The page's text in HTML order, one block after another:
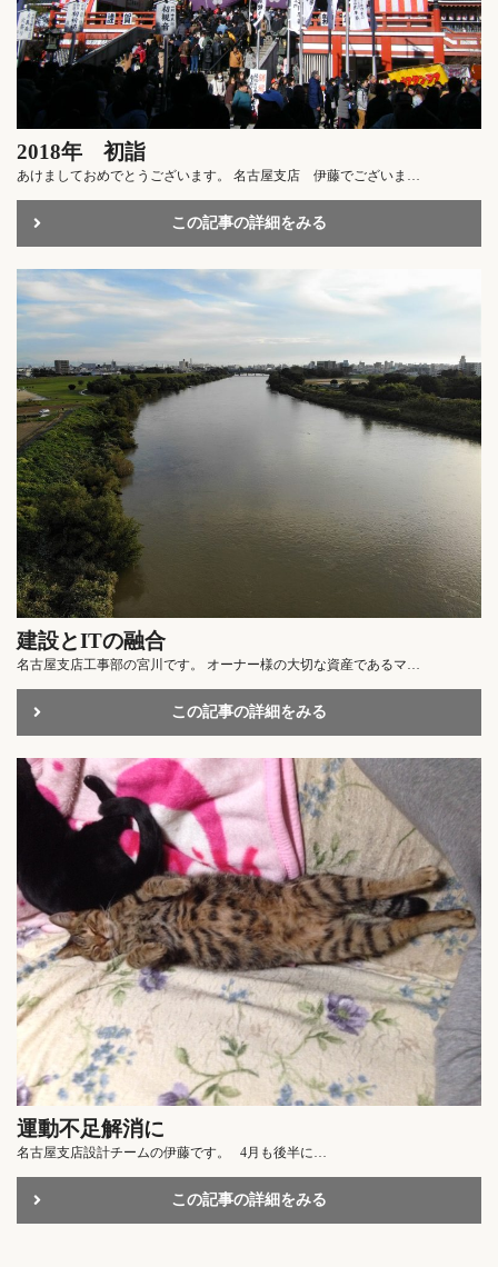
2018年 初詣
あけましておめでとうございます。 名古屋支店 伊藤でございま…
この記事の詳細をみる
建設とITの融合
名古屋支店工事部の宮川です。 オーナー様の大切な資産であるマ…
この記事の詳細をみる
運動不足解消に
名古屋支店設計チームの伊藤です。 4月も後半に…
この記事の詳細をみる